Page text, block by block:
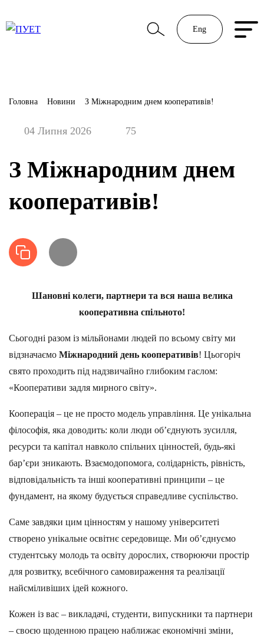
Eng
Головна Новини З Міжнародним днем кооперативів!
04 Липня 2026 75
З Міжнародним днем
кооперативів!
Шановні колеги, партнери та вся наша велика
кооперативна спільното!
Сьогодні разом із мільйонами людей по всьому світу ми
відзначаємо Міжнародний день кооперативів! Цьогоріч
свято проходить під надзвичайно глибоким гаслом:
«Кооперативи задля мирного світу».
Кооперація – це не просто модель управління. Це унікальна
філософія, яка доводить: коли люди об’єднують зусилля,
ресурси та капітал навколо спільних цінностей, будь-які
бар’єри зникають. Взаємодопомога, солідарність, рівність,
відповідальність та інші кооперативні принципи – це
фундамент, на якому будується справедливе суспільство.
Саме завдяки цим цінностям у нашому університеті
створено унікальне освітнє середовище. Ми об’єднуємо
студентську молодь та освіту дорослих, створюючи простір
для розвитку, всебічного самовираження та реалізації
найсміливіших ідей кожного.
Кожен із вас – викладачі, студенти, випускники та партнери
– своєю щоденною працею наближає економічні зміни,